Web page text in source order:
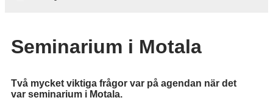
Seminarium i Motala
Två mycket viktiga frågor var på agendan när det
var seminarium i Motala.